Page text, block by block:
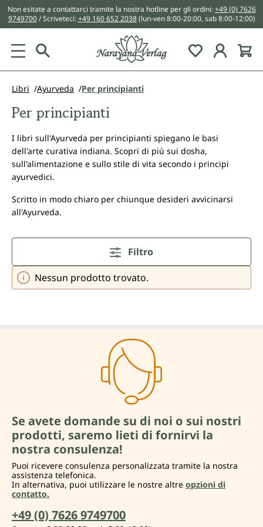
principale
Non esitate a contattarci tramite la nostra hotline per gli ordini:+49 (0) 7626
9749700/ Scriveteci:+49 160 652 2038 (lun-ven 8:00-20:00, sab 8:00-12:00)
You have 0
Libri Ayurveda Per principianti
Per principianti
I libri sull'Ayurveda per principianti spiegano le basi
dell'arte curativa indiana. Scopri di più sui dosha,
sull'alimentazione e sullo stile di vita secondo i principi
ayurvedici.
Scritto in modo chiaro per chiunque desideri avvicinarsi
all'Ayurveda.
Filtro
Nessun prodotto trovato.
Se avete domande su di noi o sui nostri
prodotti, saremo lieti di fornirvi la
nostra consulenza!
Puoi ricevere consulenza personalizzata tramite la nostra
assistenza telefonica.
In alternativa, puoi utilizzare le nostre altre opzioni di
contatto.
+49 (0) 7626 9749700